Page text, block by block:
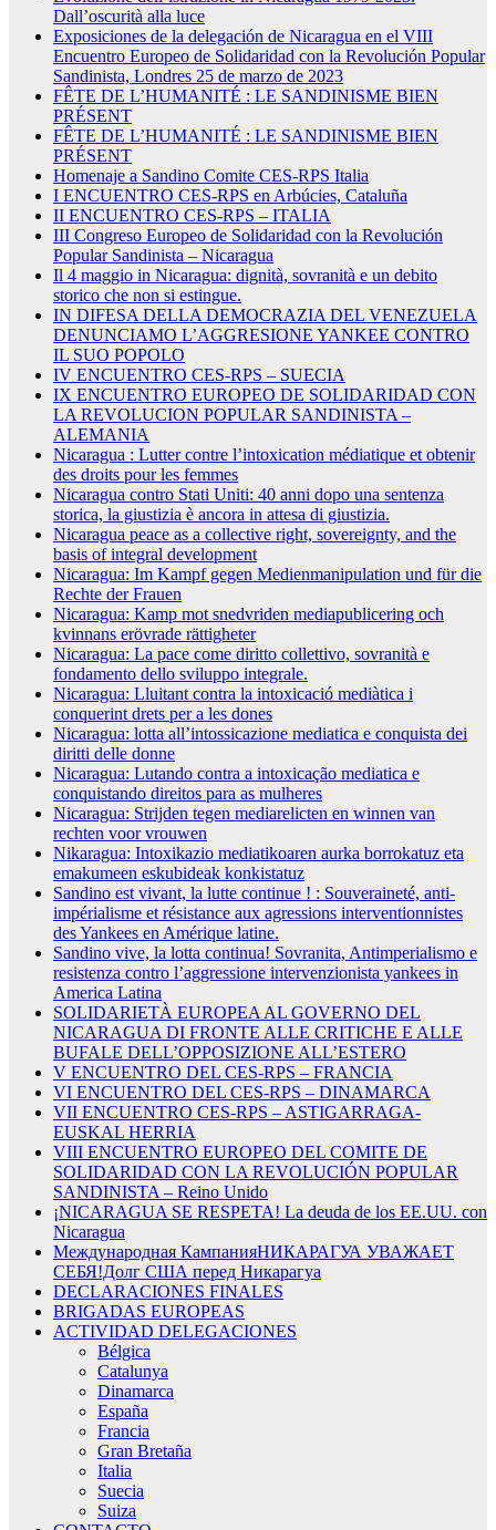
Dall’oscurità alla luce
Exposiciones de la delegación de Nicaragua en el VIII
Encuentro Europeo de Solidaridad con la Revolución Popular
Sandinista, Londres 25 de marzo de 2023
FÊTE DE L’HUMANITÉ : LE SANDINISME BIEN
PRÉSENT
FÊTE DE L’HUMANITÉ : LE SANDINISME BIEN
PRÉSENT
Homenaje a Sandino Comite CES-RPS Italia
I ENCUENTRO CES-RPS en Arbúcies, Cataluña
II ENCUENTRO CES-RPS – ITALIA
III Congreso Europeo de Solidaridad con la Revolución
Popular Sandinista – Nicaragua
Il 4 maggio in Nicaragua: dignità, sovranità e un debito
storico che non si estingue.
IN DIFESA DELLA DEMOCRAZIA DEL VENEZUELA
DENUNCIAMO L’AGGRESIONE YANKEE CONTRO
IL SUO POPOLO
IV ENCUENTRO CES-RPS – SUECIA
IX ENCUENTRO EUROPEO DE SOLIDARIDAD CON
LA REVOLUCION POPULAR SANDINISTA –
ALEMANIA
Nicaragua : Lutter contre l’intoxication médiatique et obtenir
des droits pour les femmes
Nicaragua contro Stati Uniti: 40 anni dopo una sentenza
storica, la giustizia è ancora in attesa di giustizia.
Nicaragua peace as a collective right, sovereignty, and the
basis of integral development
Nicaragua: Im Kampf gegen Medienmanipulation und für die
Rechte der Frauen
Nicaragua: Kamp mot snedvriden mediapublicering och
kvinnans erövrade rättigheter
Nicaragua: La pace come diritto collettivo, sovranità e
fondamento dello sviluppo integrale.
Nicaragua: Lluitant contra la intoxicació mediàtica i
conquerint drets per a les dones
Nicaragua: lotta all’intossicazione mediatica e conquista dei
diritti delle donne
Nicaragua: Lutando contra a intoxicação mediatica e
conquistando direitos para as mulheres
Nicaragua: Strijden tegen mediarelicten en winnen van
rechten voor vrouwen
Nikaragua: Intoxikazio mediatikoaren aurka borrokatuz eta
emakumeen eskubideak konkistatuz
Sandino est vivant, la lutte continue ! : Souveraineté, anti-
impérialisme et résistance aux agressions interventionnistes
des Yankees en Amérique latine.
Sandino vive, la lotta continua! Sovranita, Antimperialismo e
resistenza contro l’aggressione intervenzionista yankees in
America Latina
SOLIDARIETÀ EUROPEA AL GOVERNO DEL
NICARAGUA DI FRONTE ALLE CRITICHE E ALLE
BUFALE DELL’OPPOSIZIONE ALL’ESTERO
V ENCUENTRO DEL CES-RPS – FRANCIA
VI ENCUENTRO DEL CES-RPS – DINAMARCA
VII ENCUENTRO CES-RPS – ASTIGARRAGA-
EUSKAL HERRIA
VIII ENCUENTRO EUROPEO DEL COMITE DE
SOLIDARIDAD CON LA REVOLUCIÓN POPULAR
SANDINISTA – Reino Unido
¡NICARAGUA SE RESPETA! La deuda de los EE.UU. con
Nicaragua
Международная КампанияНИКАРАГУА УВАЖАЕТ
СЕБЯ!Долг США перед Никарагуа
DECLARACIONES FINALES
BRIGADAS EUROPEAS
ACTIVIDAD DELEGACIONES
Bélgica
Catalunya
Dinamarca
España
Francia
Gran Bretaña
Italia
Suecia
Suiza